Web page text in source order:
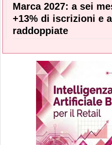
Marca 2027: a sei
+13% di iscrizioni e
raddoppiate